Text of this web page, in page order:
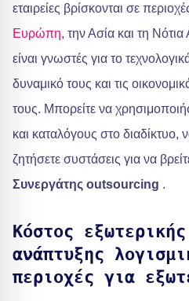
εταιρείες βρίσκονται σε
Ευρώπη, την Ασία και τη
είναι γνωστές για το
δυναμικό τους και τις
τους. Μπορείτε να
και καταλόγους στο διαδίκτυο,
ζητήσετε συστάσεις για να
Συνεργάτης outsourcing .
Κόστος
ανάπτυξης
περιοχές για